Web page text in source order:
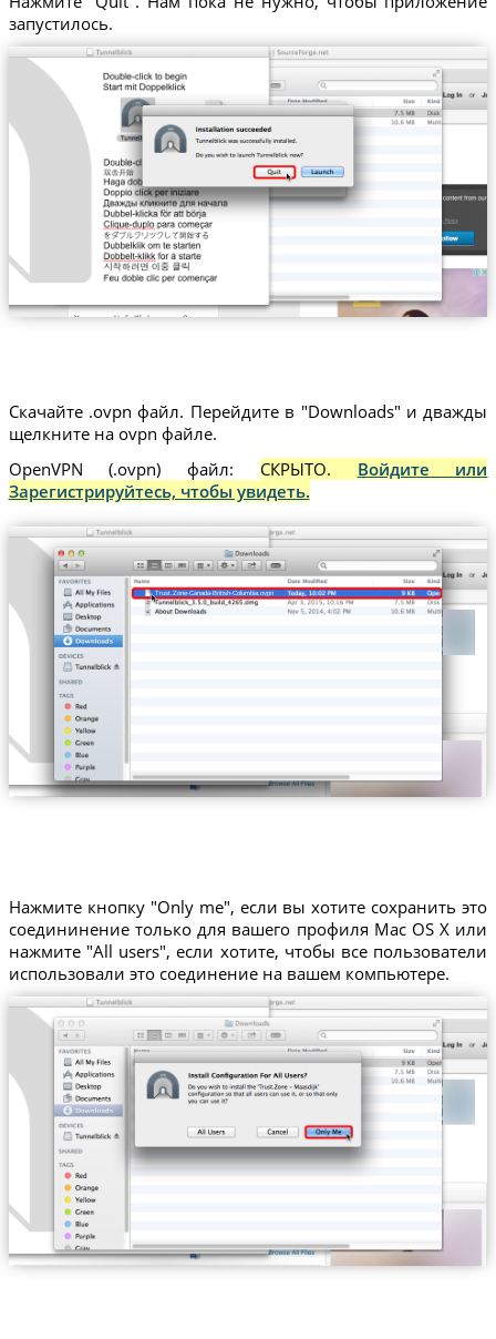
запустилось.
Скачайте .ovpn файл. Перейдите в "Downloads" и дважды
щелкните на ovpn файле.
OpenVPN (.ovpn) файл:
СКРЫТО. Войдите или
Зарегистрируйтесь, чтобы увидеть.
Trust.Zone-Canada-British-Columbia.ovpn
Нажмите кнопку "Only me", если вы хотите сохранить это
соедининение только для вашего профиля Mac OS X или
нажмите "All users", если хотите, чтобы все пользователи
использовали это соединение на вашем компьютере.